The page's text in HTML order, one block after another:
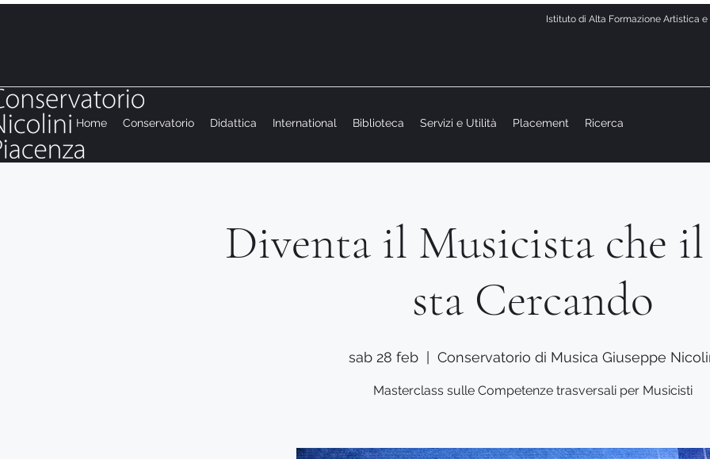
Istituto di Alta Formazione Artistica
Home Conservatorio Didattica International Biblioteca Servizi e Utilità Placement Ricerca
Diventa il Musicista che
sta Cercando
sab 28 feb
  |
Conservatorio di Musica Giuseppe
Masterclass sulle Competenze trasversali per Musicisti